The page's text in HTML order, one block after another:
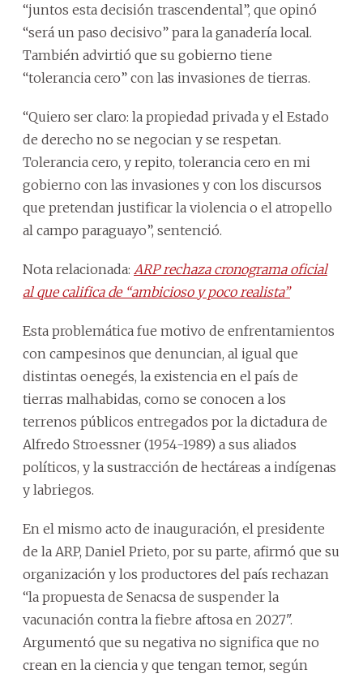
“juntos esta decisión trascendental”, que opinó
“será un paso decisivo” para la ganadería local.
También advirtió que su gobierno tiene
“tolerancia cero” con las invasiones de tierras.
“Quiero ser claro: la propiedad privada y el Estado
de derecho no se negocian y se respetan.
Tolerancia cero, y repito, tolerancia cero en mi
gobierno con las invasiones y con los discursos
que pretendan justificar la violencia o el atropello
al campo paraguayo”, sentenció.
Nota relacionada: ARP rechaza cronograma oficial
al que califica de “ambicioso y poco realista”
Esta problemática fue motivo de enfrentamientos
con campesinos que denuncian, al igual que
distintas oenegés, la existencia en el país de
tierras malhabidas, como se conocen a los
terrenos públicos entregados por la dictadura de
Alfredo Stroessner (1954-1989) a sus aliados
políticos, y la sustracción de hectáreas a indígenas
y labriegos.
En el mismo acto de inauguración, el presidente
de la ARP, Daniel Prieto, por su parte, afirmó que su
organización y los productores del país rechazan
“la propuesta de Senacsa de suspender la
vacunación contra la fiebre aftosa en 2027".
Argumentó que su negativa no significa que no
crean en la ciencia y que tengan temor, según